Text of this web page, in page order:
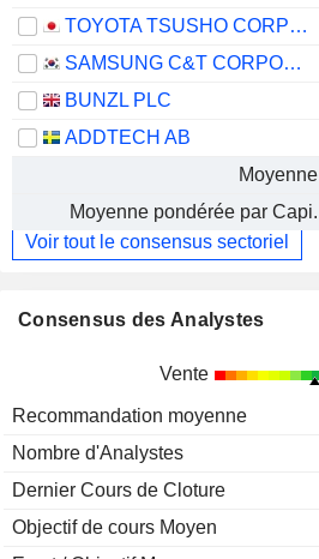
TOYOTA TSUSHO CORPORATION
SAMSUNG C&T CORPORATION
BUNZL PLC
ADDTECH AB
Moyenne
Moyenne pondérée par Capi.
Voir tout le consensus sectoriel
Consensus des Analystes
Vente
Recommandation moyenne
Nombre d'Analystes
Dernier Cours de Cloture
Objectif de cours Moyen